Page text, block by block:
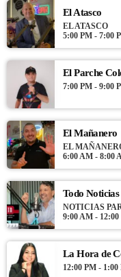
El Atasco
EL ATASCO
5:00 PM - 7:00
El Parche
7:00 PM - 9:00
El Mañanero
EL
6:00 AM - 8:00
Todo
NOTICIAS
9:00 AM - 12:00
La Hora de
12:00 PM - 1:00